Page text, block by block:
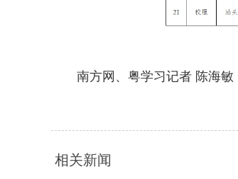
南方网、粤学习记者 陈海敏
相关新闻